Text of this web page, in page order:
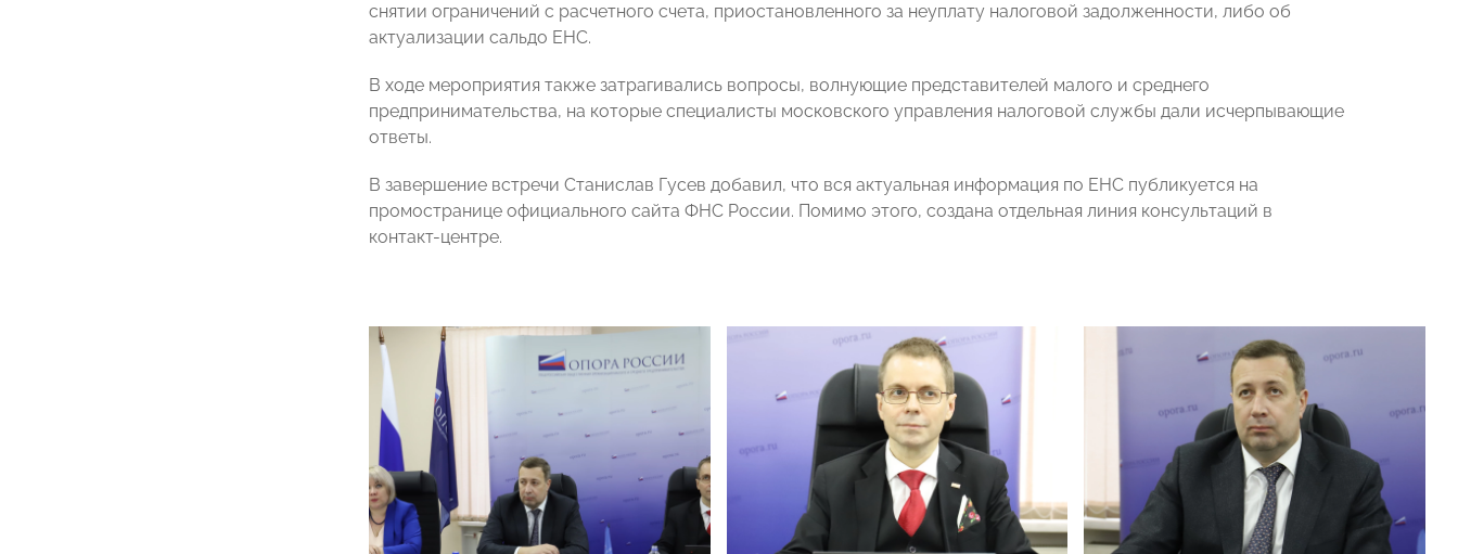
снятии ограничений с расчетного счета, приостановленного за неуплату налоговой задолженности, либо об
актуализации сальдо ЕНС.
В ходе мероприятия также затрагивались вопросы, волнующие представителей малого и среднего
предпринимательства, на которые специалисты московского управления налоговой службы дали исчерпывающие
ответы.
В завершение встречи Станислав Гусев добавил, что вся актуальная информация по ЕНС публикуется на
промостранице официального сайта ФНС России. Помимо этого, создана отдельная линия консультаций в
контакт-центре.